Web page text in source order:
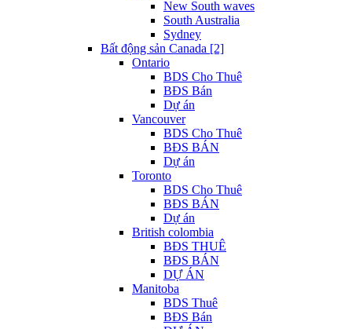
New South waves
South Australia
Sydney
Bất động sản Canada [2]
Ontario
BDS Cho Thuê
BĐS Bán
Dự án
Vancouver
BDS Cho Thuê
BĐS BÁN
Dự án
Toronto
BDS Cho Thuê
BĐS BÁN
Dự án
British colombia
BĐS THUÊ
BĐS BÁN
DỰ ÁN
Manitoba
BDS Thuê
BĐS Bán